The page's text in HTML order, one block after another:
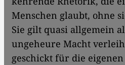
Menschen glaubt, ohne
Sie gilt quasi allgemein
ungeheure Macht
geschickt für die